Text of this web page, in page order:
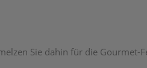
Sie dahin für die Gourmet-